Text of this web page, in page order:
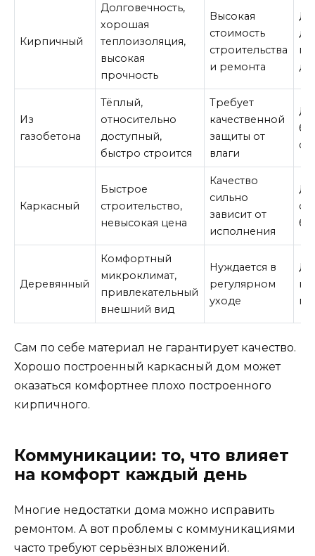
Кирпичный
Долговечность,
хорошая
теплоизоляция,
высокая
прочность
Высокая
стоимость
строительства
и ремонта
Из
газобетона
Тёплый,
относительно
доступный,
быстро строится
Требует
качественной
защиты от
влаги
Каркасный
Быстрое
строительство,
невысокая цена
Качество
сильно
зависит от
исполнения
Деревянный
Комфортный
микроклимат,
привлекательный
внешний вид
Нуждается в
регулярном
уходе
Сам по себе материал не гарантирует качество.
Хорошо построенный каркасный дом может
оказаться комфортнее плохо построенного
кирпичного.
Коммуникации: то, что влияет
на комфорт каждый день
Многие недостатки дома можно исправить
ремонтом. А вот проблемы с коммуникациями
часто требуют серьёзных вложений.